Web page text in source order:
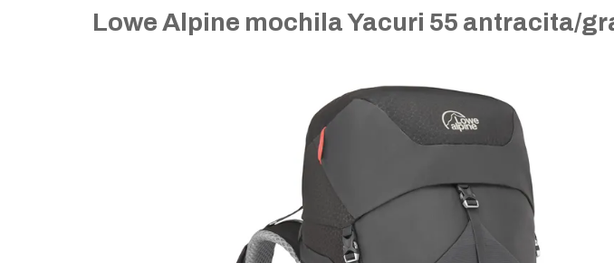
Lowe Alpine mochila Yacuri 55 antracita/